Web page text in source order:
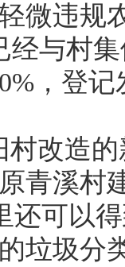
微违规
经与村
，登
改造的
青溪村
还可以
垃圾分